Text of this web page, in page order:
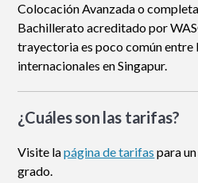
Colocación Avanzada o
Bachillerato acreditado por
trayectoria es poco común entre
internacionales en Singapur.
¿Cuáles son las tarifas?
Visite lapágina de tarifas para
grado.